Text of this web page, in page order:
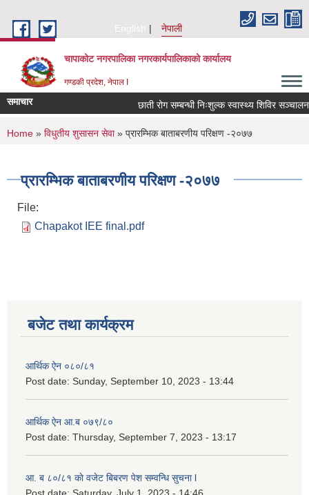
English
नेपाली
चापाकोट नगरपालिका नगरकार्यपालिकाको कार्यालय
गण्डकी प्रदेश, नेपाल I
समाचार छाती रोग सम्बन्धी निःशुल्क स्वास्थ्य शिविर सञ्चालन
You are here
Home » विधुतीय शुसासन सेवा» प्रारम्भिक बाताबरणीय परिक्षण -२०७७
प्रारम्भिक बाताबरणीय परिक्षण -२०७७
File:
Chapakot IEE final.pdf
बजेट तथा कार्यक्रम
आर्थिक ऐन ०८०/८१
Post date: Sunday, September 10, 2023 - 13:44
आर्थिक ऐन आ.ब ०७९/८०
Post date: Thursday, September 7, 2023 - 13:17
आ. ब ८०/८१ काे वजेट बिबरण पेश सम्वन्धि सुचना l